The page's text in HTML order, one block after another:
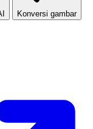
Konversi gambar